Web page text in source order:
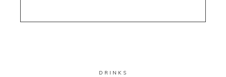
DRINKS